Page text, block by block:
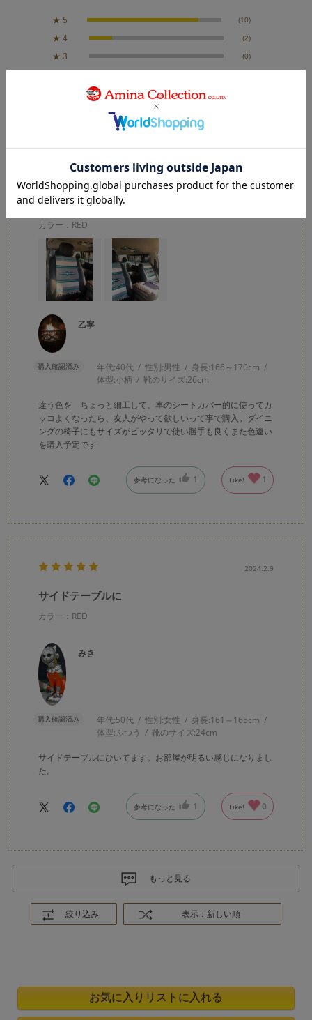
★ 5 (10)
★ 4 (2)
★ 3 (0)
表示：新しい順
お気に入り
カラー：RED
乙寧
購入確認済み 年代:40代 性別:男性 身長:166～170cm
体型:小柄 靴のサイズ:26cm
違う色を ちょっと細工して、車のシートカバー的に使ってカ
ッコよくなったら、友人がやって欲しいって事で購入。ダイニ
ングの椅子にもサイズがピッタリで使い勝手も良くまた色違い
を購入予定です
参考になった 1 Like! 1
2024.2.9
サイドテーブルに
カラー：RED
みき
購入確認済み 年代:50代 性別:女性 身長:161～165cm
体型:ふつう 靴のサイズ:24cm
サイドテーブルにひいてます。お部屋が明るい感じになりまし
た。
参考になった 1 Like! 0
もっと見る
絞り込み 表示：新しい順